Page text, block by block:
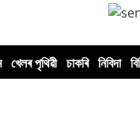
খেলৰ পৃথিৱী চাকৰি নিবিদা